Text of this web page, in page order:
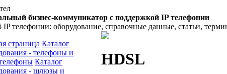
бизнес-коммуникатор с поддержкой IP телефонии
IP телефонии: оборудование, справочные данные, статьи,
страница Каталог
- телефоны и
Каталог
- шлюзы и
HDSL